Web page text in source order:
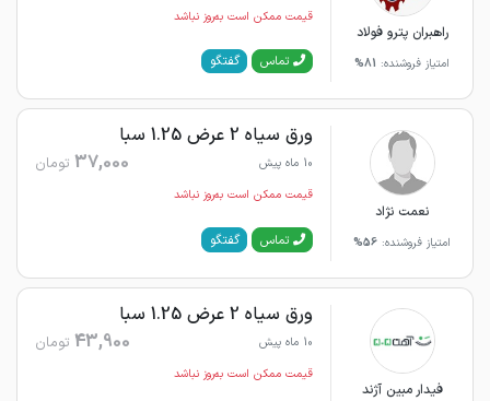
راهبران پترو فولاد
امتیاز فروشنده: 81%
قیمت ممکن است به‌روز نباشد
تماس گفتگو
نعمت نژاد
امتیاز فروشنده: 56%
ورق سیاه 2 عرض 1.25 سبا
10 ماه پیش 37,000 تومان
قیمت ممکن است به‌روز نباشد
تماس گفتگو
فیدار مبین آژند
ورق سیاه 2 عرض 1.25 سبا
10 ماه پیش 43,900 تومان
قیمت ممکن است به‌روز نباشد